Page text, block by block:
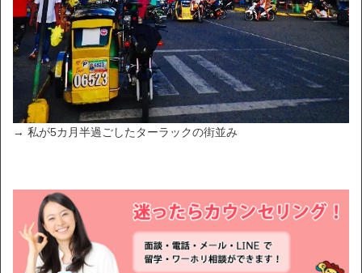
→ 私が5カ月半過ごしたターラックの街並み